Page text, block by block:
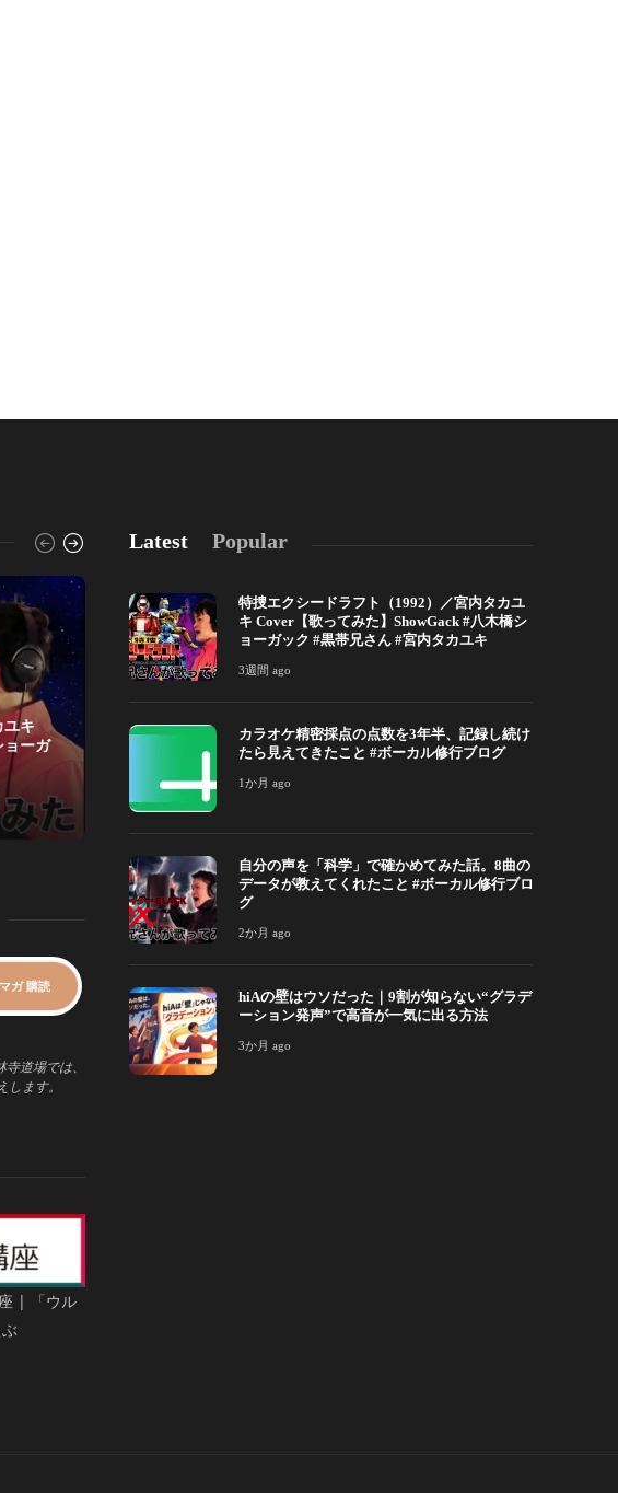
ユキ
ョーガ
カラオケ精密採点の点数を3年半、記録し続けた
ら見えてきたこと #ボーカル修行ブログ
自分の声を
道場では、
ます。
| 「ウル
Latest Popular
特捜エクシードラフト（1992）／宮内タカユ
キ Cover【歌ってみた】ShowGack #八木橋シ
ョーガック #黒帯兄さん #宮内タカユキ
3週間 ago
カラオケ精密採点の点数を3年半、記録し続け
たら見えてきたこと #ボーカル修行ブログ
1か月 ago
自分の声を「科学」で確かめてみた話。8曲の
データが教えてくれたこと #ボーカル修行ブロ
グ
2か月 ago
hiAの壁はウソだった｜9割が知らない“グラデ
ーション発声”で高音が一気に出る方法
3か月 ago